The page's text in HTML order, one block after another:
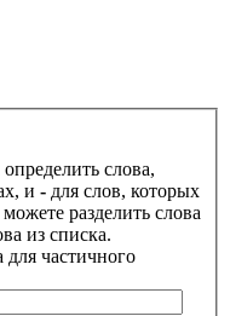
слова,
и - для слов, которых
разделить слова
из списка.
для частичного